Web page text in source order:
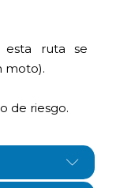
esta ruta se
moto).
de riesgo.